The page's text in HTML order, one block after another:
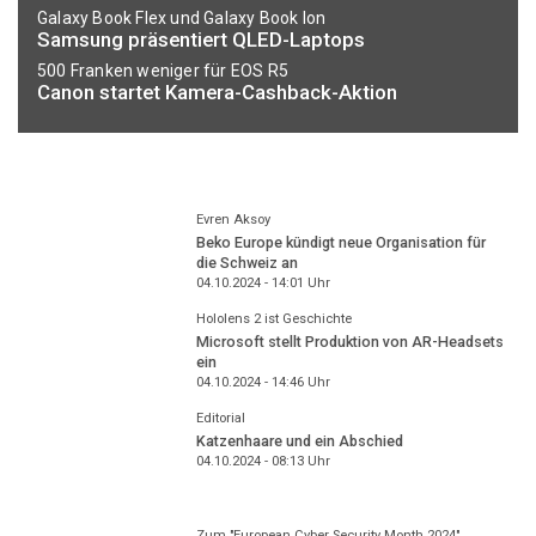
Galaxy Book Flex und Galaxy Book Ion
Samsung präsentiert QLED-Laptops
500 Franken weniger für EOS R5
Canon startet Kamera-Cashback-Aktion
Evren Aksoy
Beko Europe kündigt neue Organisation für
die Schweiz an
04.10.2024 - 14:01 Uhr
Hololens 2 ist Geschichte
Microsoft stellt Produktion von AR-Headsets
ein
04.10.2024 - 14:46Uhr
Editorial
Katzenhaare und ein Abschied
04.10.2024 - 08:13Uhr